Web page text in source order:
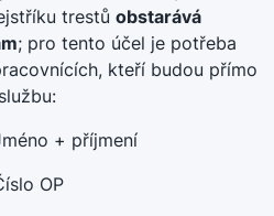
trestů obstarává
; pro tento účel je potřeba
kteří budou přímo